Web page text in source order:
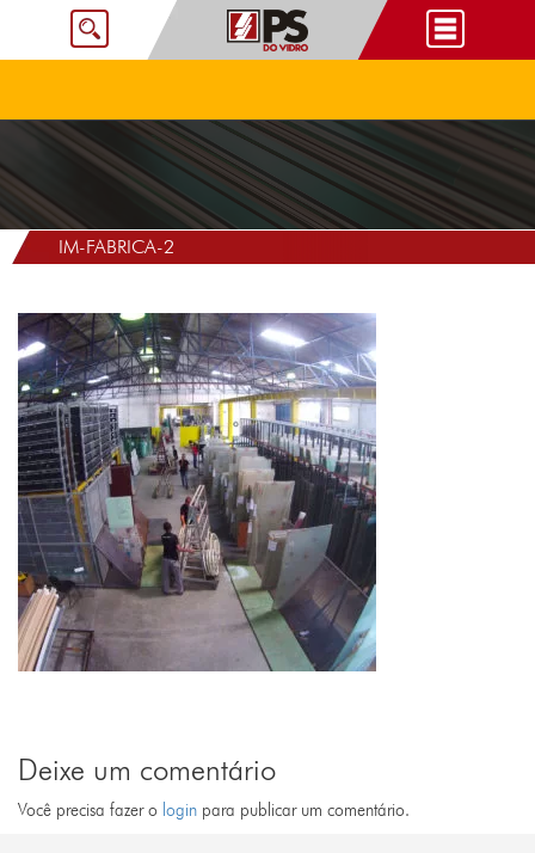
IM-FABRICA-2
Deixe um comentário
Você precisa fazer o login para publicar um comentário.